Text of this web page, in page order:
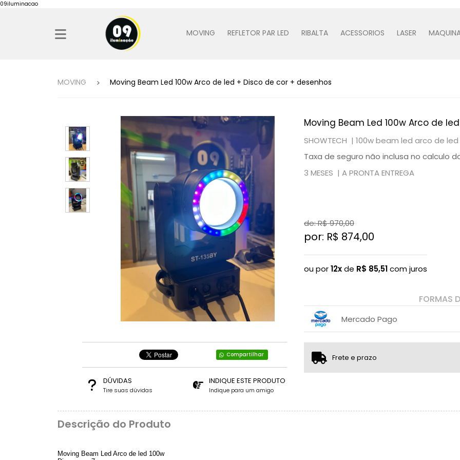
09iluminacao
MOVING REFLETOR PAR LED RIBALTA ACESSORIOS LASER
MOVING Moving Beam Led 100w Arco de led + Disco de cor + desenhos
Compartilhar
DÚVIDAS
Tire suas dúvidas
INDIQUE ESTE PRODUTO
Indique para um amigo
Moving Beam Led 100w Arco de
SHOWTECH | 100w beam led arco de led
Taxa de seguro não inclusa no calculo
3 MESES | A PRONTA ENTREGA
de: R$970,00
por: R$ 874,00
ou por12xde R$ 85,51com juros
FORMAS
Mercado Pago
3x com juros de R$ 305,26
Frete e prazo
Descrição do Produto
Moving Beam Led Arco de led 100w